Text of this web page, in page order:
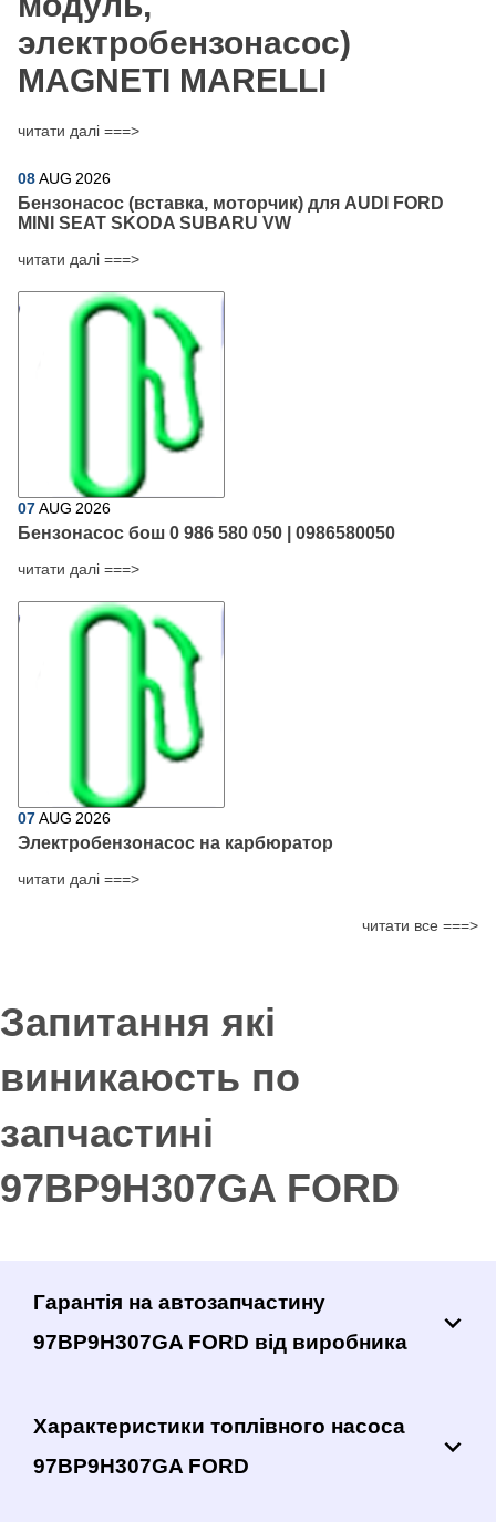
электробензонасос)
MAGNETI MARELLI
читати далі ===>
08AUG 2026
Бензонасос (вставка, моторчик) для AUDI FORD
MINI SEAT SKODA SUBARU VW
читати далі ===>
07AUG 2026
Бензонасос бош 0 986 580 050 | 0986580050
читати далі ===>
07AUG 2026
Электробензонасос на карбюратор
читати далі ===>
читати все ===>
Запитання які
виникаюсть по
запчастині
97BP9H307GA FORD
Гарантія на автозапчастину
97BP9H307GA FORD від виробника
Характеристики топлівного насоса
97BP9H307GA FORD